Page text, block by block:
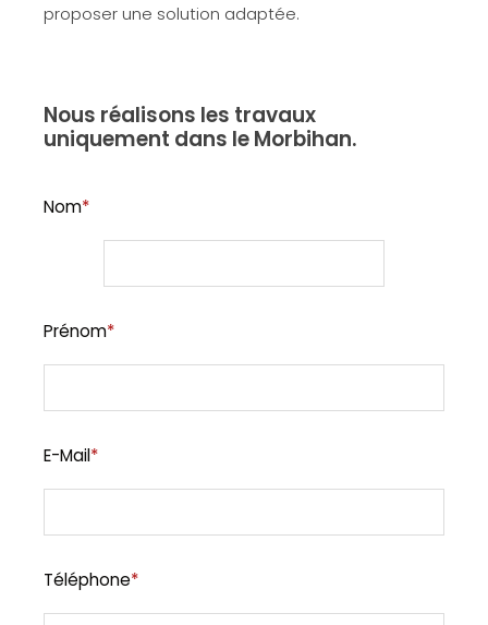
proposer une solution adaptée.
Nous réalisons les travaux
uniquement dans le Morbihan.
Nom*
Prénom*
E-Mail*
Téléphone*